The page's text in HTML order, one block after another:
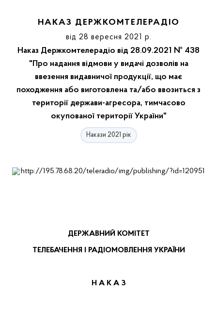
НАКАЗ ДЕРЖКОМТЕЛЕРАДІО
від 28 вересня 2021 р.
Наказ Держкомтелерадіо від 28.09.2021 № 438
"Про надання відмови у видачі дозволів на
ввезення видавничої продукції, що має
походження або виготовлена та/або ввозиться з
території держави-агресора, тимчасово
окупованої території України"
Накази 2021 рік
ДЕРЖАВНИЙ КОМІТЕТ
ТЕЛЕБАЧЕННЯ РАДІОМОВЛЕННЯ УКРАЇНИ
Н А К А З